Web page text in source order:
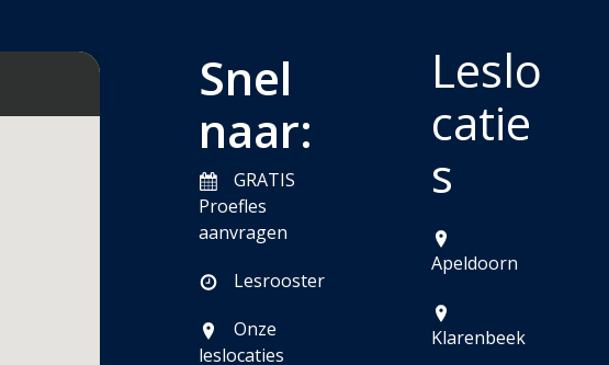
Snel
naar:
GRATIS
Proefles
aanvragen
Lesrooster
Onze
leslocaties
Leslo
catie
s
Apeldoorn
Klarenbeek